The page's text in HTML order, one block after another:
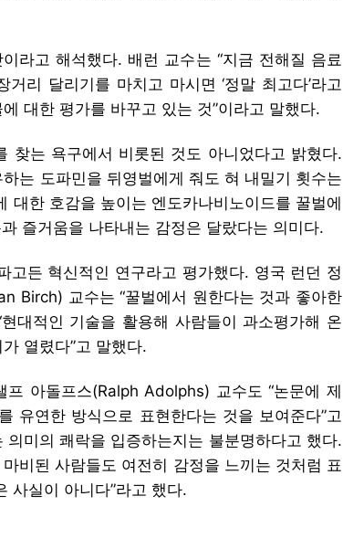
라고 해석했다. 배런 교수는 “지금 전해질 음료
리 달리기를 마치고 마시면 ‘정말 최고다’라고
대한 평가를 바꾸고 있는 것”이라고 말했다.
찾는 욕구에서 비롯된 것도 아니었다고 밝혔다.
는 도파민을 뒤영벌에게 줘도 혀 내밀기 횟수는
대한 호감을 높이는 엔도카나비노이드를 꿀벌에
즐거움을 나타내는 감정은 달랐다는 의미다.
고든 혁신적인 연구라고 평가했다. 영국 런던 정
Birch) 교수는 “꿀벌에서 원한다는 것과 좋아한
대적인 기술을 활용해 사람들이 과소평가해 온
열렸다”고 말했다.
아돌프스(Ralph Adolphs) 교수도 “논문에 제
유연한 방식으로 표현한다는 것을 보여준다”고
미의 쾌락을 입증하는지는 불분명하다고 했다.
비된 사람들도 여전히 감정을 느끼는 것처럼 표
사실이 아니다”라고 했다.